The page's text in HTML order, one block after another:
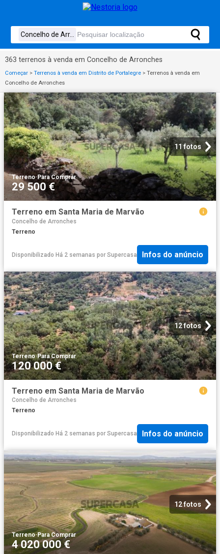
363 terrenos à venda em Concelho de Arronches
Começar > Terrenos à venda em Distrito de Portalegre > Terrenos à venda em
Concelho de Arronches
11 fotos
Terreno· Para Comprar
29 500 €
Terreno em Santa Maria de Marvão
Concelho de Arronches
Terreno
Disponibilizado Há 2 semanas por Supercasa Infos do anúncio
12 fotos
Terreno·Para Comprar
120 000 €
Terreno em Santa Maria de Marvão
Concelho de Arronches
Terreno
Disponibilizado Há 2 semanas por Supercasa Infos do anúncio
12 fotos
Terreno· Para Comprar
4 020 000 €